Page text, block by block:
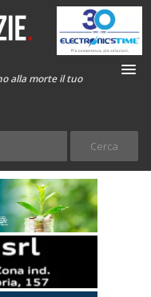
alla morte il tuo